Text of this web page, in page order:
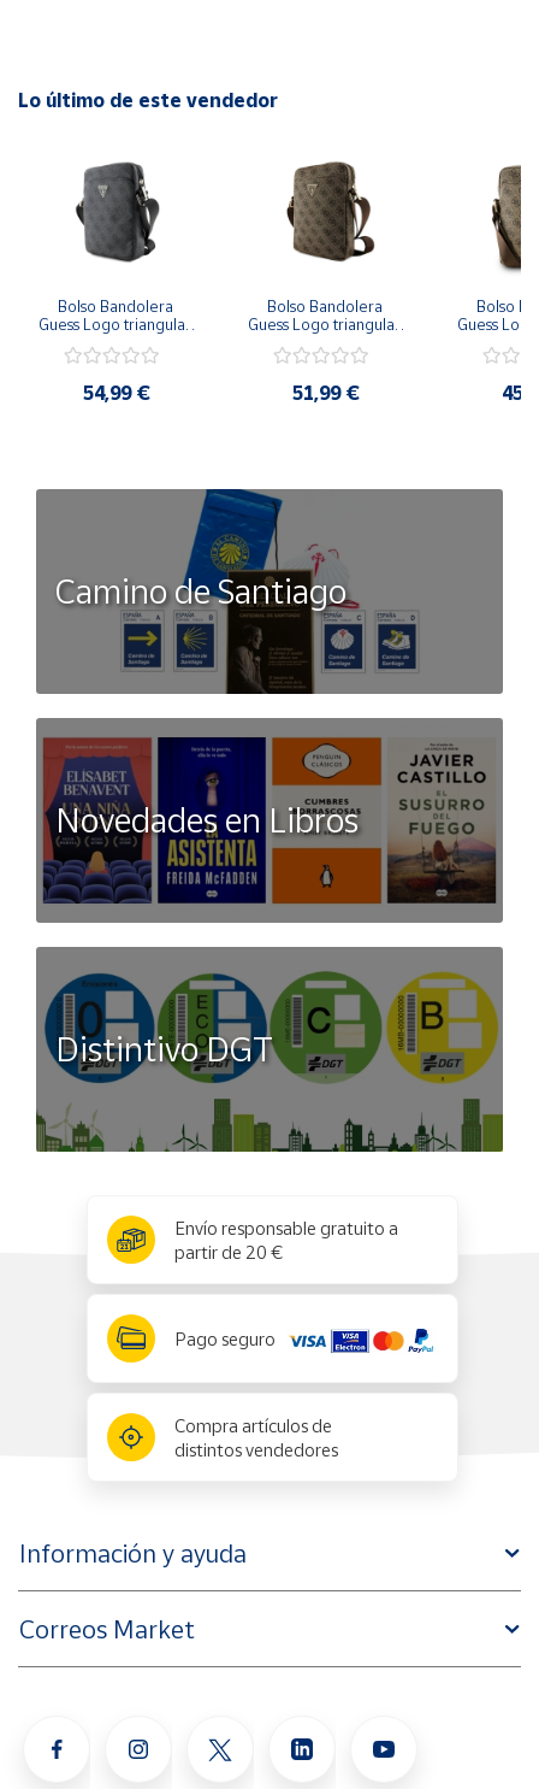
Lo último de este vendedor
Bolso Bandolera
Guess Logo triangular
28,7x21,5x7 cm
54,99 €
Bolso Bandolera
Guess Logo triangular
Marrón 28,7x21,5x7
51,99 €
Bolso
Guess
Marrón
Camino de Santiago
Novedades en Libros
Distintivo DGT
Envío responsable gratuito a
partir de 20 €
Pago seguro
Compra artículos de
distintos vendedores
Información y ayuda
Correos Market